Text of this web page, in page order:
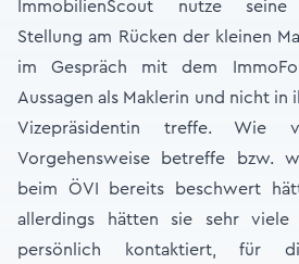
ImmobilienScout nutze seine
Stellung am Rücken der kleinen
im Gespräch mit dem
Aussagen als Maklerin und nicht in
Vizepräsidentin treffe. Wie
Vorgehensweise betreffe bzw.
beim ÖVI bereits beschwert
allerdings hätten sie sehr viele
persönlich kontaktiert, für